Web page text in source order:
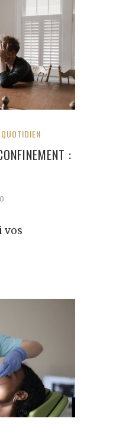
QUOTIDIEN
:
vos